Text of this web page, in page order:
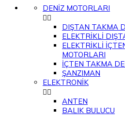
DENİZ MOTORLARI

DIŞTAN TAKMA
ELEKTRİKLİ
ELEKTRİKLİ
MOTORLARI
İÇTEN TAKMA
ŞANZIMAN
ELEKTRONİK

ANTEN
BALIK BULUCU